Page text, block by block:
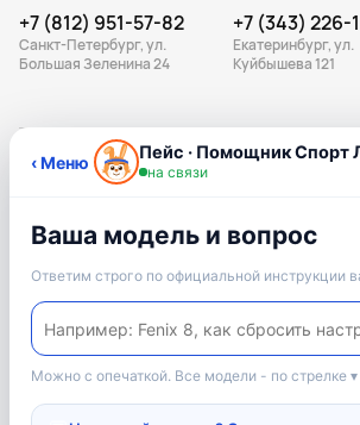
+7 (812) 951-57-82
Санкт-Петербург, ул.
Большая Зеленина 24
+7 (343) 226-
Екатеринбург, ул.
Куйбышева 121
ПОДПИШИСЬ НА РАССЫЛКУ
Подписаться
Подписываясь на рассылку, вы соглашаетесь с
политикой конфиденциальности
Официальный дилер: